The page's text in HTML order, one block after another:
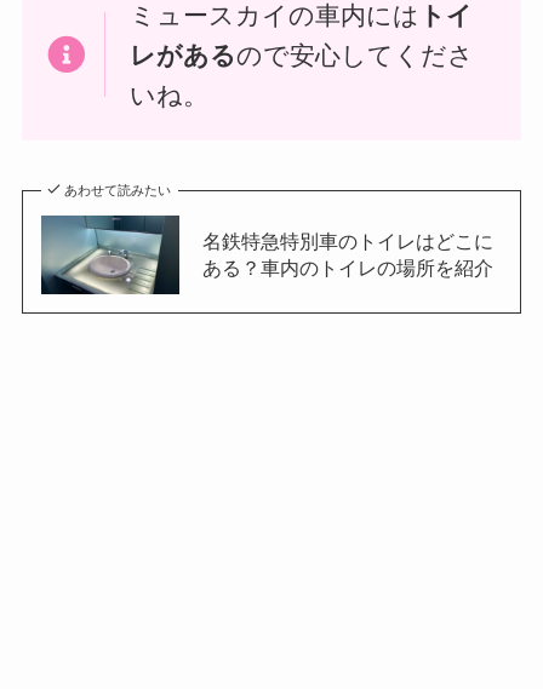
ミュースカイの車内には トイ
レがあるので安心してくださ
いね。
あわせて読みたい
名鉄特急特別車のトイレはどこに
ある？車内のトイレの場所を紹介